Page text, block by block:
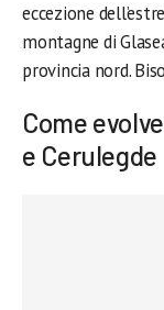
eccezione
montagne di
provincia nord.
Come
e Cerulegde